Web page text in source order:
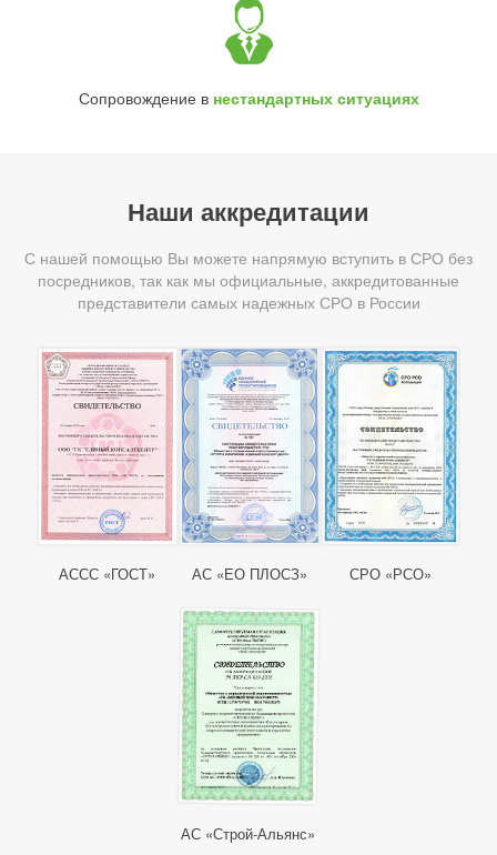
Сопровождение в нестандартных ситуациях
Наши аккредитации
С нашей помощью Вы можете напрямую вступить в СРО без
посредников, так как мы официальные, аккредитованные
представители самых надежных СРО в России
АССС «ГОСТ» АС «ЕО ПЛОСЗ» СРО «РСО»
АС «Строй-Альянс»